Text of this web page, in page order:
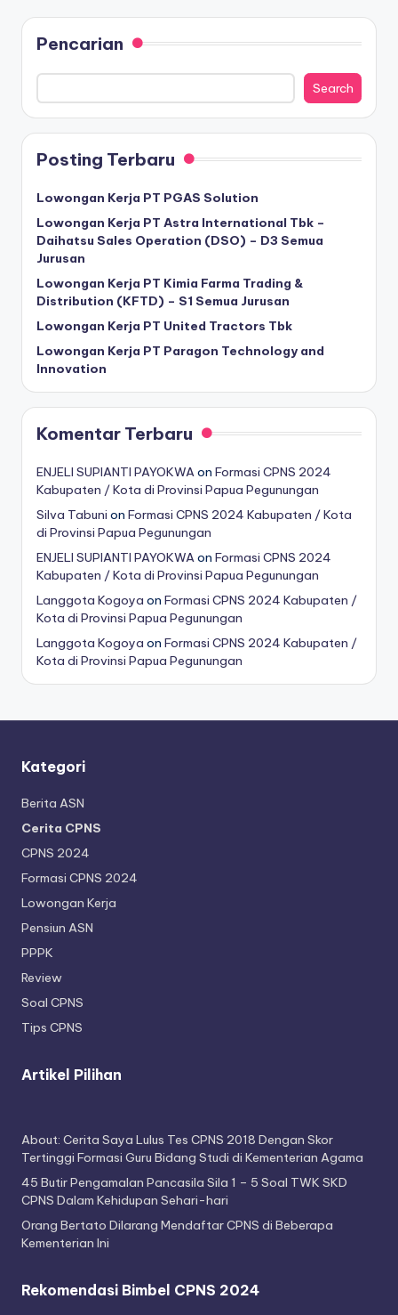
pagination
Pencarian
Search
Posting Terbaru
Lowongan Kerja PT PGAS Solution
Lowongan Kerja PT Astra International Tbk –
Daihatsu Sales Operation (DSO) – D3 Semua
Jurusan
Lowongan Kerja PT Kimia Farma Trading &
Distribution (KFTD) – S1 Semua Jurusan
Lowongan Kerja PT United Tractors Tbk
Lowongan Kerja PT Paragon Technology and
Innovation
Komentar Terbaru
ENJELI SUPIANTI PAYOKWAon Formasi CPNS 2024
Kabupaten / Kota di Provinsi Papua Pegunungan
Silva Tabuni on Formasi CPNS 2024 Kabupaten / Kota
di Provinsi Papua Pegunungan
ENJELI SUPIANTI PAYOKWAon Formasi CPNS 2024
Kabupaten / Kota di Provinsi Papua Pegunungan
Langgota Kogoya on Formasi CPNS 2024 Kabupaten /
Kota di Provinsi Papua Pegunungan
Langgota Kogoya on Formasi CPNS 2024 Kabupaten /
Kota di Provinsi Papua Pegunungan
Kategori
Berita ASN
Cerita CPNS
CPNS 2024
Formasi CPNS 2024
Lowongan Kerja
Pensiun ASN
PPPK
Review
Soal CPNS
Tips CPNS
Artikel Pilihan
About: Cerita Saya Lulus Tes CPNS 2018 Dengan Skor
Tertinggi Formasi Guru Bidang Studi di Kementerian Agama
45 Butir Pengamalan Pancasila Sila 1 – 5 Soal TWK SKD
CPNS Dalam Kehidupan Sehari-hari
Orang Bertato Dilarang Mendaftar CPNS di Beberapa
Kementerian Ini
Rekomendasi Bimbel CPNS 2024